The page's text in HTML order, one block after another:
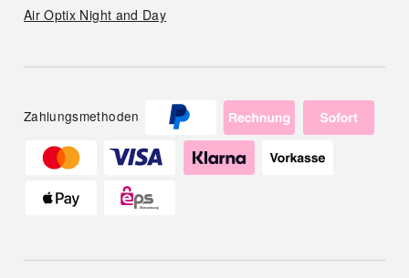
Air Optix Night and Day
Zahlungsmethoden